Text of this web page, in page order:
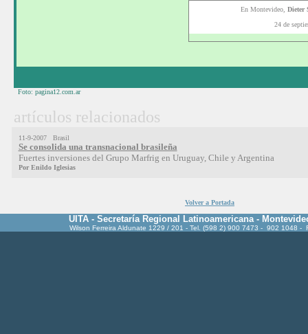
En Montevideo, Dieter
24 de
Foto: pagina12.com.ar
artículos relacionados
11-9-2007 Brasil
Se consolida una transnacional brasileña
Fuertes inversiones del Grupo Marfrig en Uruguay, Chile y Argentina
Por Enildo Iglesias
Volver a Portada
UITA - Secretaría Regional Latinoamericana -
Wilson Ferreira Aldunate 1229 / 201 - Tel. (598 2) 900 7473 - 902 1048 -